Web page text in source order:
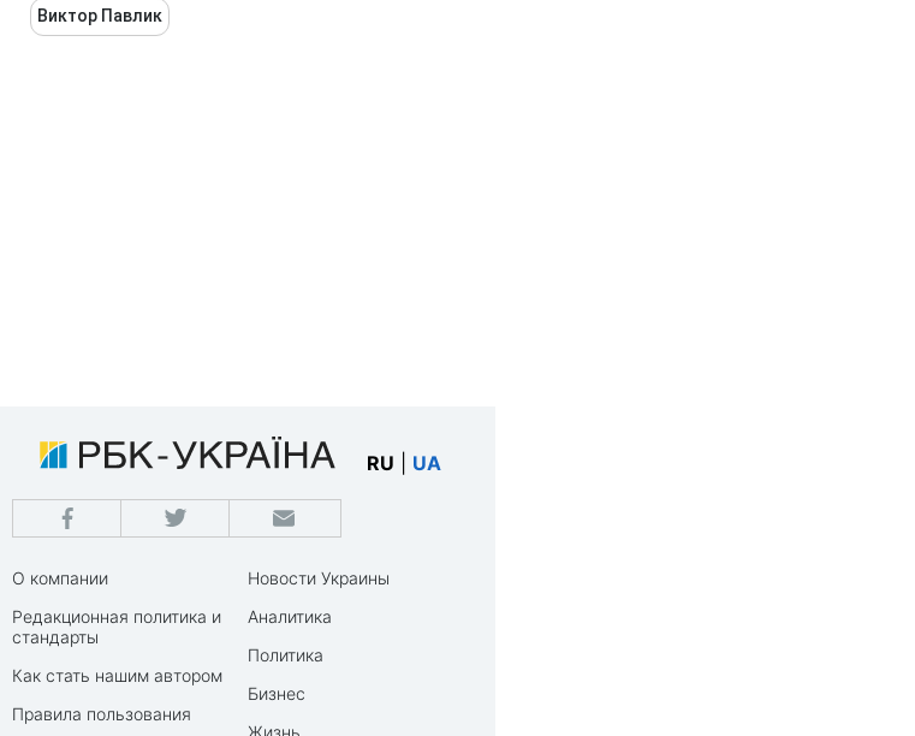
Виктор Павлик
RU UA
О компании
Редакционная политика и
стандарты
Как стать нашим автором
Правила пользования
Новости Украины
Аналитика
Политика
Бизнес